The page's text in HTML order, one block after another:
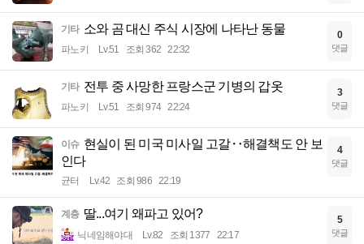
기타 소와 곰 대신 주식 시장에 나타난 동물
파노키 Lv.51 조회 362 22:32
0
댓글
기타 전투 중 사망한 프랑스군 기병의 갑옷
파노키 Lv.51 조회 974 22:24
3
댓글
이슈 현실이 된 미국 미사일 고갈‥해결책도 안 보
인다
균터 Lv.42 조회 986 22:19
4
댓글
계층 딸...여기 왜파고 있어?
닉네임해야대 Lv.82 조회 1377 22:17
5
댓글